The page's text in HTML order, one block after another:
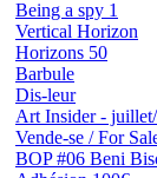
Being a spy 1
Vertical Horizon
Horizons 50
Barbule
Dis-leur
Art Insider -
Vende-se / For
BOP #06 Beni